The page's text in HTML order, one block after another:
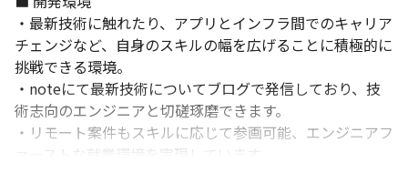
・最新技術に触れたり、アプリとインフラ間でのキャリア
チェンジなど、自身のスキルの幅を広げることに積極的に
挑戦できる環境。
・noteにて最新技術についてブログで発信しており、技
術志向のエンジニアと切磋琢磨できます。
・リモート案件もスキルに応じて参画可能、エンジニアフ
ァーストな就業環境を実現しています。